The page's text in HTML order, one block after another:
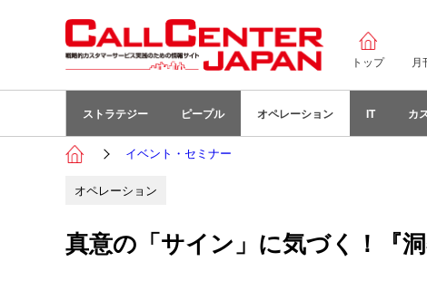
トップ 月
ストラテジー ピープル オペレーション IT カ
イベント・セミナー
オペレーション
真意の「サイン」に気づく！『